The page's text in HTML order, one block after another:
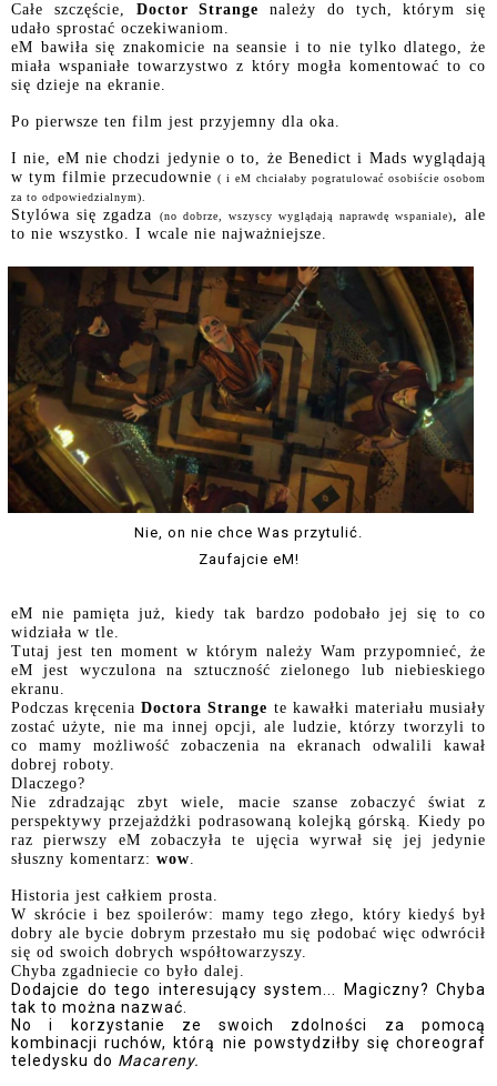
Całe szczęście, Doctor Strange należy do tych, którym się
udało sprostać oczekiwaniom.
eM bawiła się znakomicie na seansie i to nie tylko dlatego, że
miała wspaniałe towarzystwo z który mogła komentować to co
się dzieje na ekranie.
Po pierwsze ten film jest przyjemny dla oka.
I nie, eM nie chodzi jedynie o to, że Benedict i Mads wyglądają
w tym filmie przecudownie ( i eM chciałaby pogratulować osobiście osobom
za to odpowiedzialnym).
Stylówa się zgadza (no dobrze, wszyscy wyglądają naprawdę wspaniale), ale
to nie wszystko. I wcale nie najważniejsze.
Nie, on nie chce Was przytulić.
Zaufajcie eM!
eM nie pamięta już, kiedy tak bardzo podobało jej się to co
widziała w tle.
Tutaj jest ten moment w którym należy Wam przypomnieć, że
eM jest wyczulona na sztuczność zielonego lub niebieskiego
ekranu.
Podczas kręceniaDoctora Strange te kawałki materiału musiały
zostać użyte, nie ma innej opcji, ale ludzie, którzy tworzyli to
co mamy możliwość zobaczenia na ekranach odwalili kawał
dobrej roboty.
Dlaczego?
Nie zdradzając zbyt wiele, macie szanse zobaczyć świat z
perspektywy przejażdżki podrasowaną kolejką górską. Kiedy po
raz pierwszy eM zobaczyła te ujęcia wyrwał się jej jedynie
słuszny komentarz: wow.
Historia jest całkiem prosta.
W skrócie i bez spoilerów: mamy tego złego, który kiedyś był
dobry ale bycie dobrym przestało mu się podobać więc odwrócił
się od swoich dobrych współtowarzyszy.
Chyba zgadniecie co było dalej.
Dodajcie do tego interesujący system... Magiczny? Chyba
tak to można nazwać.
No i korzystanie ze swoich zdolności za pomocą
kombinacji ruchów, którą nie powstydziłby się choreograf
teledysku do Macareny.